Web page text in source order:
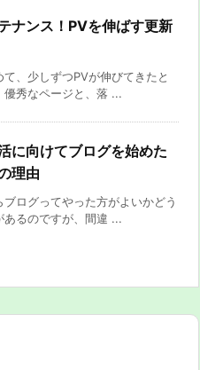
ナンス！PVを伸ばす更新
、少しずつPVが伸びてきたと
優秀なページと、落 ...
に向けてブログを始めた
理由
ログってやった方がよいかどう
あるのですが、間違 ...